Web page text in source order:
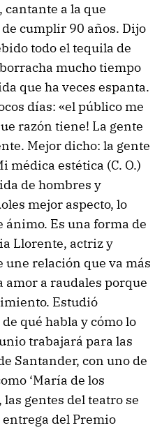
cantante a la que
cumplir 90 años. Dijo
todo el tequila de
mucho tiempo
que ha veces espanta.
días: «el público me
razón tiene! La gente
Mejor dicho: la gente
médica estética (C. O.)
de hombres y
mejor aspecto, lo
ánimo. Es una forma de
Llorente, actriz y
relación que va más
amor a raudales porque
Estudió
qué habla y cómo lo
trabajará para las
Santander, con uno de
‘María de los
las gentes del teatro se
del Premio